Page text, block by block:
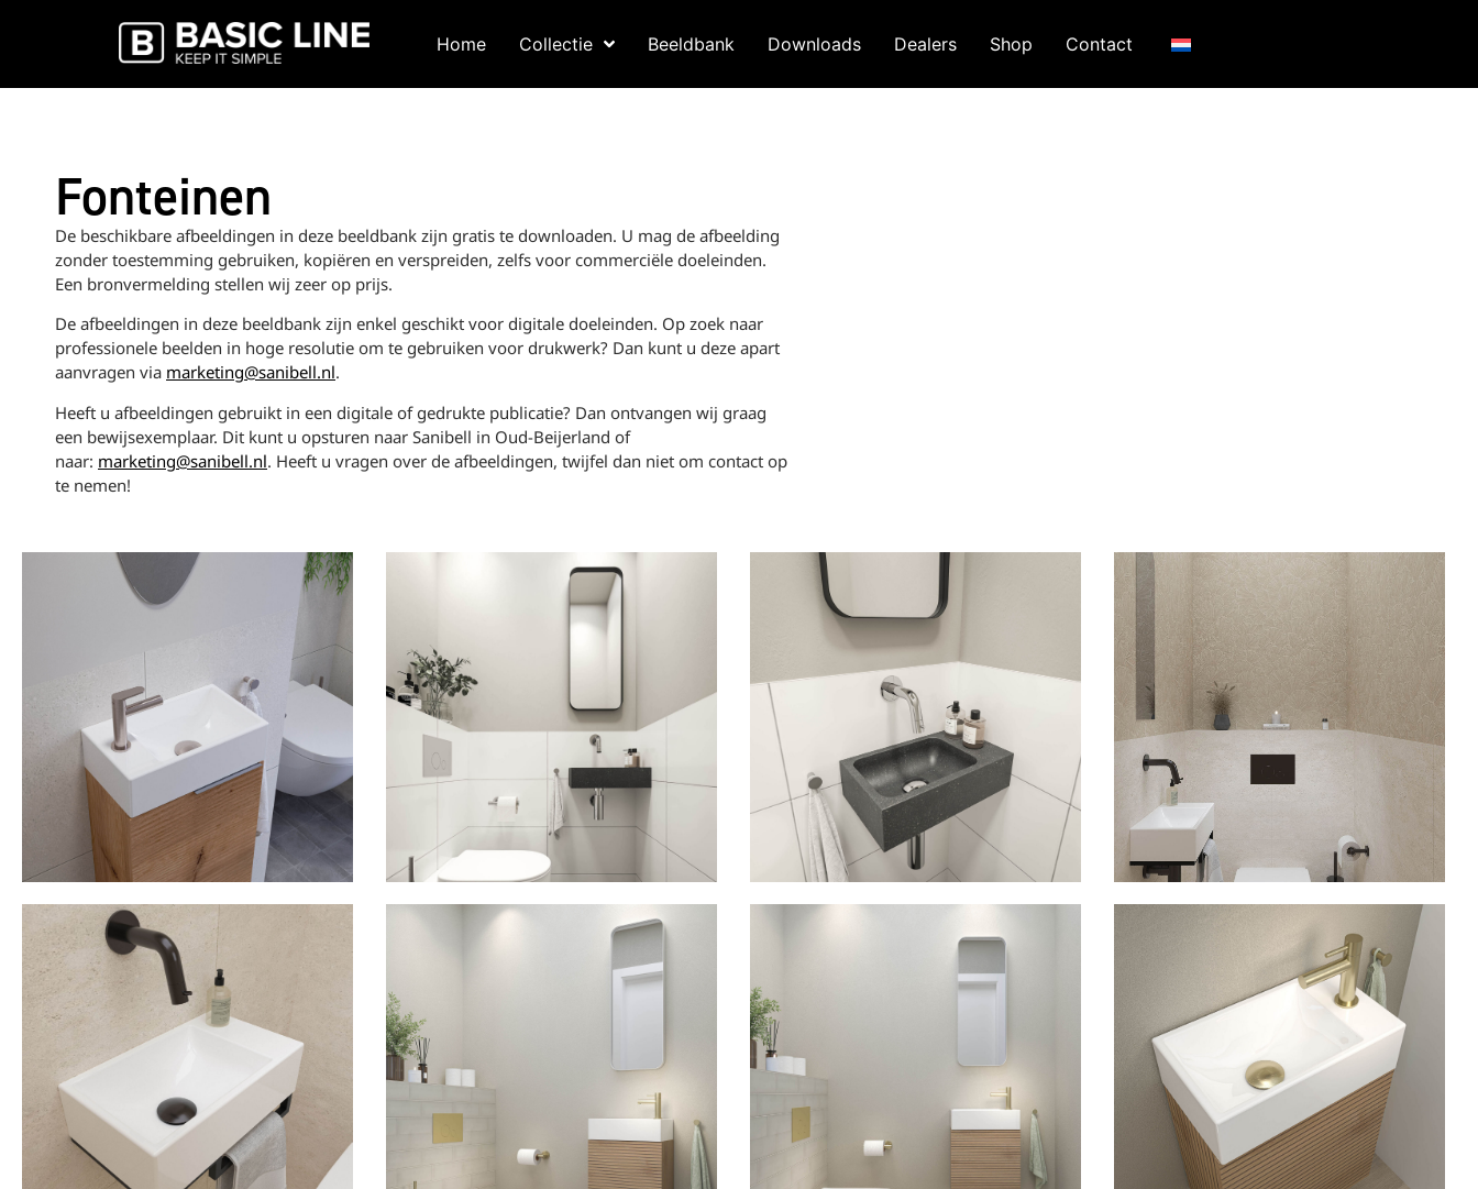
Home Collectie Beeldbank Downloads Dealers Shop Contact
Fonteinen
De beschikbare afbeeldingen in deze beeldbank zijn gratis te downloaden. U mag de afbeelding
zonder toestemming gebruiken, kopiëren en verspreiden, zelfs voor commerciële doeleinden.
Een bronvermelding stellen wij zeer op prijs.
De afbeeldingen in deze beeldbank zijn enkel geschikt voor digitale doeleinden. Op zoek naar
professionele beelden in hoge resolutie om te gebruiken voor drukwerk? Dan kunt u deze apart
aanvragen via marketing@sanibell.nl.
Heeft u afbeeldingen gebruikt in een digitale of gedrukte publicatie? Dan ontvangen wij graag
een bewijsexemplaar. Dit kunt u opsturen naar Sanibell in Oud-Beijerland of
naar: marketing@sanibell.nl. Heeft u vragen over de afbeeldingen, twijfel dan niet om contact op
te nemen!